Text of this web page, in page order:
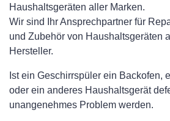
Haushaltsgeräten aller Marken.
Wir sind Ihr Ansprechpartner für
und Zubehör von Haushaltsgeräten
Hersteller.
Ist ein Geschirrspüler ein Backofen,
oder ein anderes Haushaltsgerät
unangenehmes Problem werden.